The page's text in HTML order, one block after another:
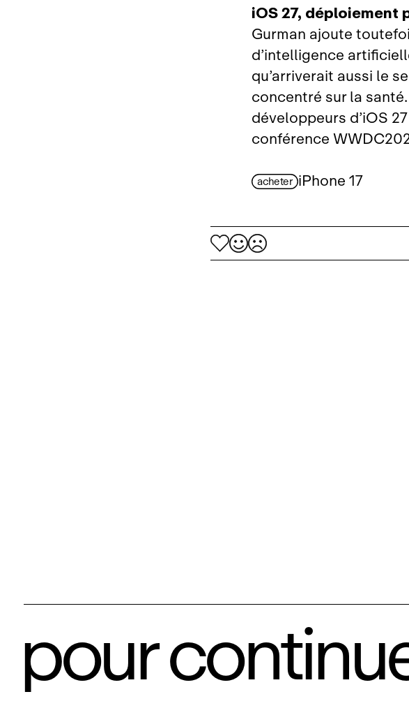
iOS 27, déploiement
Gurman ajoute
d’intelligence
qu’arriverait aussi le
concentré sur la
développeurs d’iOS
conférence
acheter iPhone 17
pour